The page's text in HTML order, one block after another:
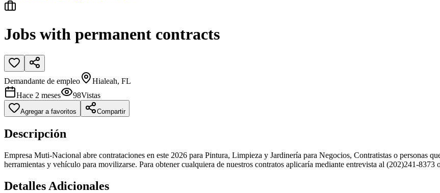
Jobs with permanent contracts
Demandante de empleo
Hialeah, FL
Hace 2 meses
98Vistas
Agregar a favoritos Compartir
Descripción
Empresa Muti-Nacional abre contrataciones en este 2026 para Pintura, Limpieza y Jardinería para Negocios, Contratistas o personas
herramientas y vehículo para movilizarse. Para obtener cualquiera de nuestros contratos aplicaría mediante entrevista al (202)241-
Detalles Adicionales